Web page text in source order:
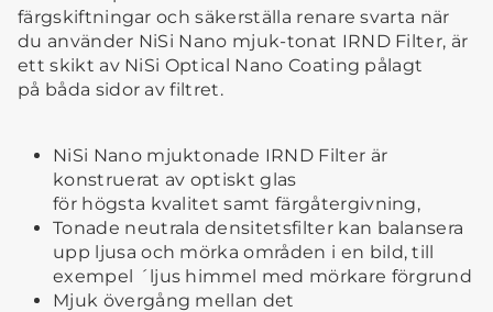
färgskiftningar och säkerställa renare svarta när
du använder NiSi Nano mjuk-tonat IRND Filter, är
ett skikt av NiSi Optical Nano Coating pålagt
på båda sidor avfiltret.
NiSi Nano mjuktonade IRND Filter är
konstruerat av optiskt glas
för högsta kvalitet samt färgåtergivning,
Tonade neutrala densitetsfilter kan balansera
upp ljusa och mörka områden i en bild, till
exempel ´ljus himmel med mörkare förgrund
Mjuk övergång mellan det